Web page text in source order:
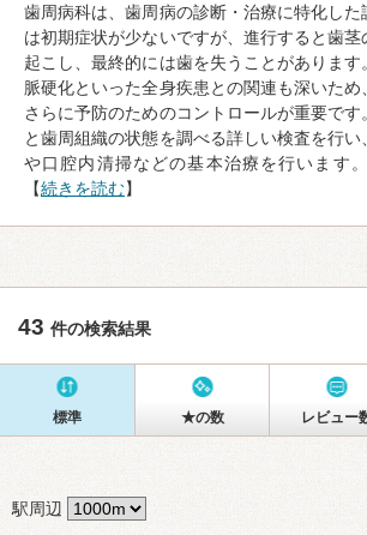
歯周病科は、歯周病の診断・治療に特化し
は初期症状が少ないですが、進行すると歯茎
起こし、最終的には歯を失うことがありま
脈硬化といった全身疾患との関連も深いため
さらに予防のためのコントロールが重要で
と歯周組織の状態を調べる詳しい検査を行
や口腔内清掃などの基本治療を行います
【続きを読む】
43 件の検索結果
標準 ★の数 レビュー
駅周辺